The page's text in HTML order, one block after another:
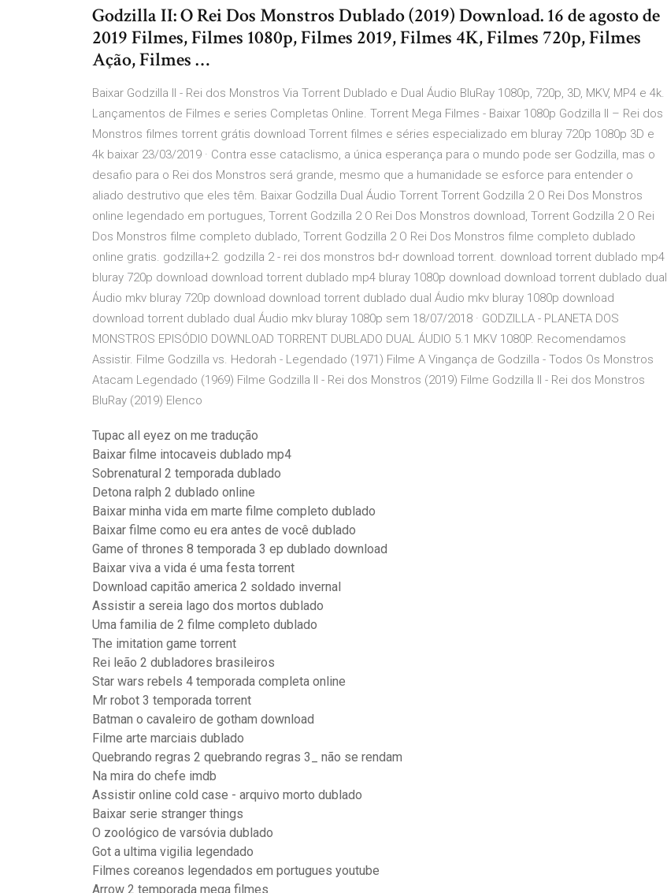
Godzilla II: O Rei Dos Monstros Dublado (2019) Download. 16 de agosto de
2019 Filmes, Filmes 1080p, Filmes 2019, Filmes 4K, Filmes 720p, Filmes
Ação, Filmes …
Baixar Godzilla II - Rei dos Monstros Via Torrent Dublado e Dual Áudio BluRay 1080p, 720p, 3D, MKV, MP4 e 4k.
Lançamentos de Filmes e series Completas Online. Torrent Mega Filmes - Baixar 1080p Godzilla II – Rei dos
Monstros filmes torrent grátis download Torrent filmes e séries especializado em bluray 720p 1080p 3D e
4k baixar 23/03/2019 · Contra esse cataclismo, a única esperança para o mundo pode ser Godzilla, mas o
desafio para o Rei dos Monstros será grande, mesmo que a humanidade se esforce para entender o
aliado destrutivo que eles têm. Baixar Godzilla Dual Áudio Torrent Torrent Godzilla 2 O Rei Dos Monstros
online legendado em portugues, Torrent Godzilla 2 O Rei Dos Monstros download, Torrent Godzilla 2 O Rei
Dos Monstros filme completo dublado, Torrent Godzilla 2 O Rei Dos Monstros filme completo dublado
online gratis. godzilla+2. godzilla 2 - rei dos monstros bd-r download torrent. download torrent dublado mp4
bluray 720p download download torrent dublado mp4 bluray 1080p download download torrent dublado dual
Áudio mkv bluray 720p download download torrent dublado dual Áudio mkv bluray 1080p download
download torrent dublado dual Áudio mkv bluray 1080p sem 18/07/2018 · GODZILLA - PLANETA DOS
MONSTROS EPISÓDIO DOWNLOAD TORRENT DUBLADO DUAL ÁUDIO 5.1 MKV 1080P. Recomendamos
Assistir. Filme Godzilla vs. Hedorah - Legendado (1971) Filme A Vingança de Godzilla - Todos Os Monstros
Atacam Legendado (1969) Filme Godzilla II - Rei dos Monstros (2019) Filme Godzilla II - Rei dos Monstros
BluRay (2019) Elenco
Tupac all eyez on me tradução
Baixar filme intocaveis dublado mp4
Sobrenatural 2 temporada dublado
Detona ralph 2 dublado online
Baixar minha vida em marte filme completo dublado
Baixar filme como eu era antes de você dublado
Game of thrones 8 temporada 3 ep dublado download
Baixar viva a vida é uma festa torrent
Download capitão america 2 soldado invernal
Assistir a sereia lago dos mortos dublado
Uma familia de 2 filme completo dublado
The imitation game torrent
Rei leão 2 dubladores brasileiros
Star wars rebels 4 temporada completa online
Mr robot 3 temporada torrent
Batman o cavaleiro de gotham download
Filme arte marciais dublado
Quebrando regras 2 quebrando regras 3_ não se rendam
Na mira do chefe imdb
Assistir online cold case - arquivo morto dublado
Baixar serie stranger things
O zoológico de varsóvia dublado
Got a ultima vigilia legendado
Filmes coreanos legendados em portugues youtube
Arrow 2 temporada mega filmes